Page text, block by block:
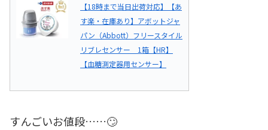
【18時まで当日出荷対応】【あ
す楽・在庫あり】アボットジャ
パン（Abbott）フリースタイル
リブレセンサー 1箱【HR】
【血糖測定器用センサー】
すんごいお値段……🙄